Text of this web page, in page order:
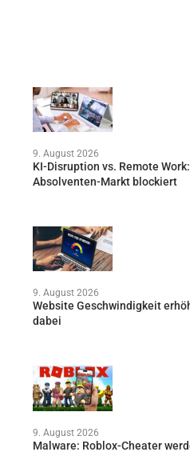
9. August 2026
KI-Disruption vs. Remote
Absolventen-Markt blockiert
9. August 2026
Website Geschwindigkeit
dabei
9. August 2026
Malware: Roblox-Cheater